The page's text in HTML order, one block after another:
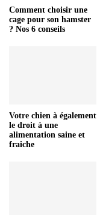
Comment choisir une
cage pour son hamster
? Nos 6 conseils
Votre chien à également
le droit à une
alimentation saine et
fraiche